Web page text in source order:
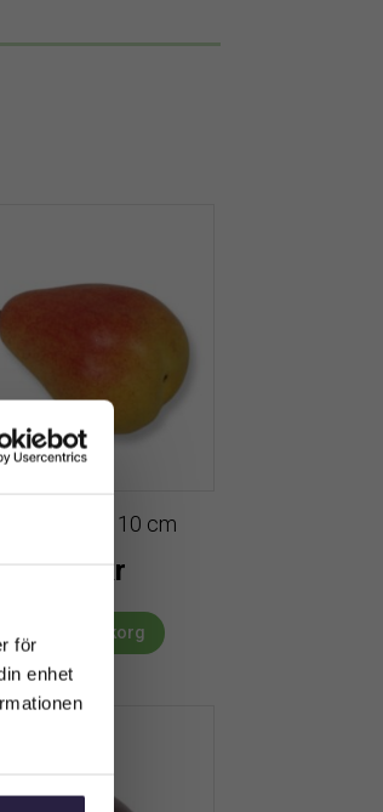
för
enhet
| Gul/Röd 10 cm
79kr
Lägg till i varukorg